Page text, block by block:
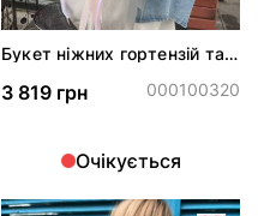
Букет ніжних гортензій та
3 819 грн 000100320
Очікується